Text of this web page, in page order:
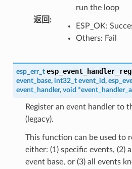
run the loop
返回 :
ESP_OK:
Others: Fail
esp_err_t
event_base, int32_t event_id,
event_handler, void *
Register an event handler to
(legacy).
This function can be used to
either: (1) specific events, (2)
event base, or (3) all events